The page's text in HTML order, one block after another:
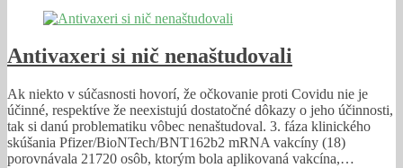
Antivaxeri si nič nenaštudovali
Ak niekto v súčasnosti hovorí, že očkovanie proti Covidu nie je
účinné, respektíve že neexistujú dostatočné dôkazy o jeho účinnosti,
tak si danú problematiku vôbec nenaštudoval. 3. fáza klinického
skúšania Pfizer/BioNTech/BNT162b2 mRNA vakcíny (18)
porovnávala 21720 osôb, ktorým bola aplikovaná vakcína,…